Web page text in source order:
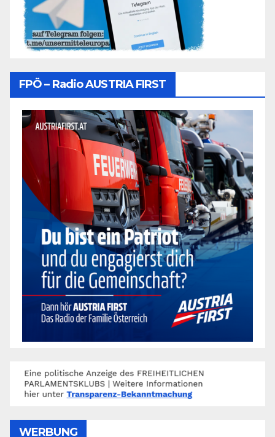
FPÖ – Radio AUSTRIA FIRST
WERBUNG